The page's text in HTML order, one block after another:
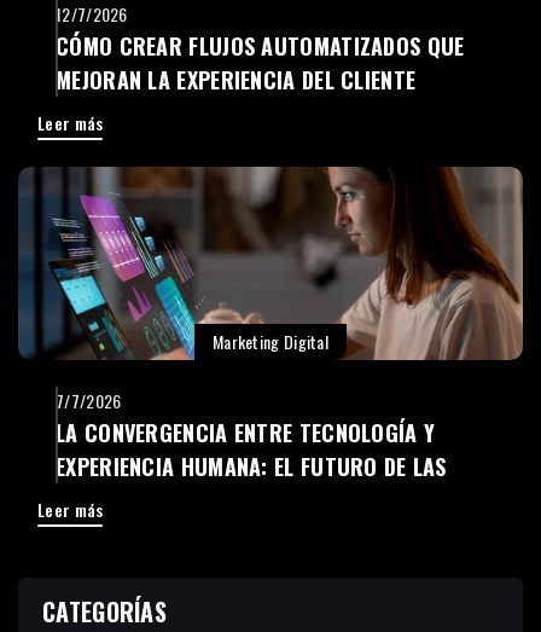
12/7/2026
CÓMO CREAR FLUJOS AUTOMATIZADOS QUE
MEJORAN LA EXPERIENCIA DEL CLIENTE
Leer más
Marketing Digital
7/7/2026
LA CONVERGENCIA ENTRE TECNOLOGÍA Y
EXPERIENCIA HUMANA: EL FUTURO DE LAS
EMPRESAS DIGITALES
Leer más
CATEGORÍAS